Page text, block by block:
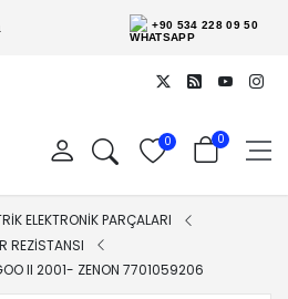
+90 534 228 09 50
0 0
ELEKTRONİK PARÇALARI
REZİSTANSI
II 2001- ZENON 7701059206